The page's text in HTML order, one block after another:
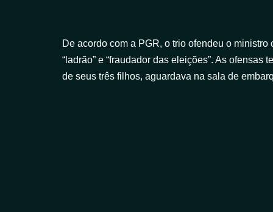
De acordo com a PGR, o trio ofendeu o ministro
“ladrão” e “fraudador das eleições”. As
de seus três filhos, aguardava na sala de